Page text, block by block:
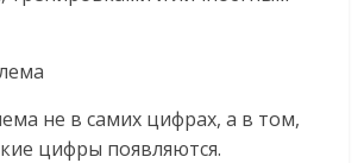
не в самих цифрах, а в том,
цифры появляются.